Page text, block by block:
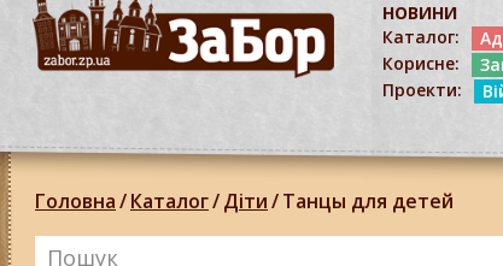
НОВИНИ
Каталог:
Корисне:
Проекти:
Головна/Каталог/Діти/Танцы для детей